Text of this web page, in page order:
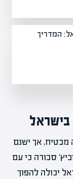
המדריך
בישראל
מבטיח, אך ישנם
סבורה כי עם
יכולה להפוך